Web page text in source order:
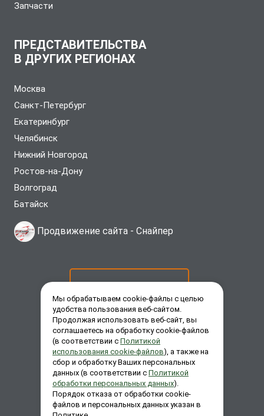
Запчасти
ПРЕДСТАВИТЕЛЬСТВА
В ДРУГИХ РЕГИОНАХ
Москва
Санкт-Петербург
Екатеринбург
Челябинск
Нижний Новгород
Ростов-на-Дону
Волгоград
Батайск
Продвижение сайта - Снайпер
ЗАКАЗАТЬ ЗВОНОК
ЗАДАТЬ ВОПРОС
Мы обрабатываем cookie-файлы с целью
удобства пользования веб-сайтом.
Продолжая использовать веб-сайт, вы
соглашаетесь на обработку cookie-файлов
(в соответствии с Политикой
использования cookie-файлов), а также на
сбор и обработку Ваших персональных
данных (в соответствии с Политикой
обработки персональных данных).
Порядок отказа от обработки cookie-
файлов и персональных данных указан в